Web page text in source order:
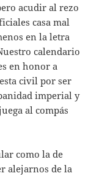
acudir al rezo
casa mal
en la letra
calendario
en honor a
civil por ser
imperial y
al compás
como la de
alejarnos de la